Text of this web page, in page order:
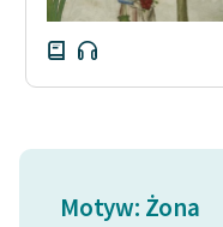
Starego Testamentu
Odkurzamy bohaterów
O nasMotyw: Żona